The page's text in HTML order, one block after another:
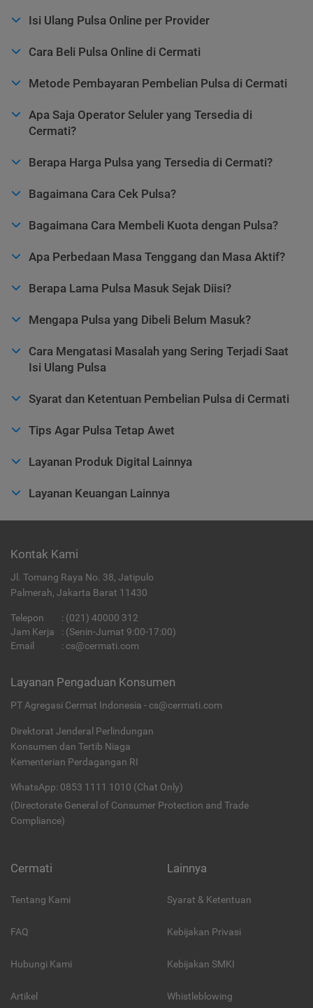
Isi Ulang Pulsa Online per Provider
Cara Beli Pulsa Online di Cermati
Metode Pembayaran Pembelian Pulsa di Cermati
Apa Saja Operator Seluler yang Tersedia di
Cermati?
Berapa Harga Pulsa yang Tersedia di Cermati?
Bagaimana Cara Cek Pulsa?
Bagaimana Cara Membeli Kuota dengan Pulsa?
Apa Perbedaan Masa Tenggang dan Masa Aktif?
Berapa Lama Pulsa Masuk Sejak Diisi?
Mengapa Pulsa yang Dibeli Belum Masuk?
Cara Mengatasi Masalah yang Sering Terjadi Saat
Isi Ulang Pulsa
Syarat dan Ketentuan Pembelian Pulsa di Cermati
Tips Agar Pulsa Tetap Awet
Layanan Produk Digital Lainnya
Layanan Keuangan Lainnya
Kontak Kami
Jl. Tomang Raya No. 38, Jatipulo
Palmerah, Jakarta Barat 11430
Telepon : (021) 40000 312
Jam Kerja
: (Senin-Jumat 9:00-17:00)
Email
: cs@cermati.com
Layanan Pengaduan Konsumen
PT Agregasi Cermat Indonesia - cs@cermati.com
Direktorat Jenderal Perlindungan
Konsumen dan Tertib Niaga
Kementerian Perdagangan RI
WhatsApp: 0853 1111 1010 (Chat Only)
(Directorate General of Consumer Protection and Trade
Compliance)
Cermati
Tentang Kami
FAQ
Hubungi Kami
Artikel
Lainnya
Syarat & Ketentuan
Kebijakan Privasi
Kebijakan SMKI
Whistleblowing